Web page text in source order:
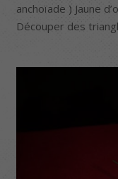
anchoïade ) Jaune
Découper des